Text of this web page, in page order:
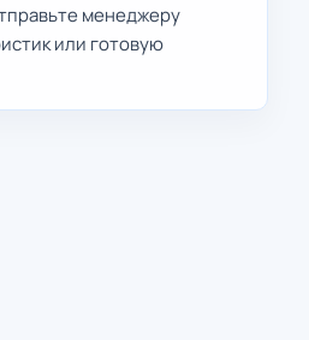
менеджеру
или готовую